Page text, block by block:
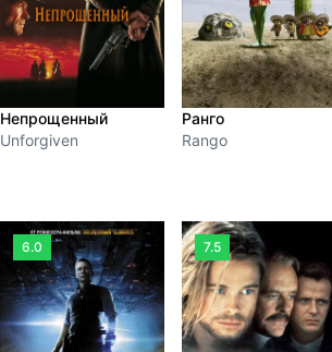
Непрощенный
Unforgiven
Ранго
Rango
6.0 7.5